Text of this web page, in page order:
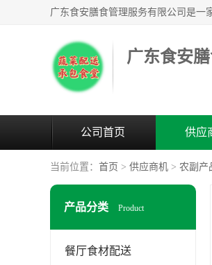
广东食安
公司首页 供应
当前位置： 首页 > 供应商机 > 农副产
产品分类 Product
餐厅食材配送